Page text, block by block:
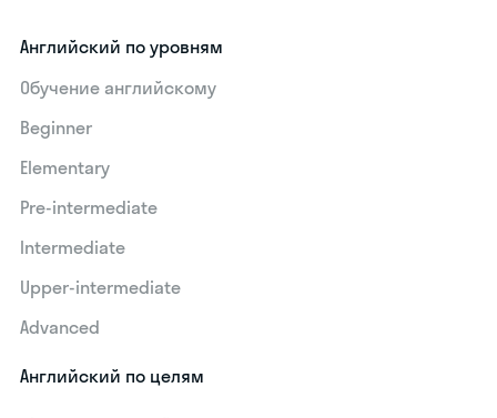
Английский по уровням
Обучение английскому
Beginner
Elementary
Pre-intermediate
Intermediate
Upper-intermediate
Advanced
Английский по целям